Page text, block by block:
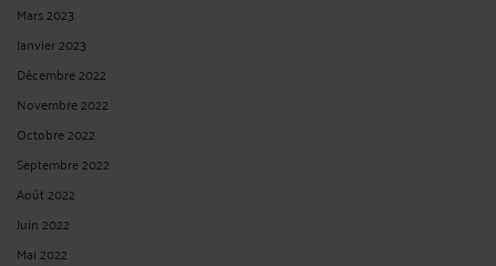
Mars 2023
Janvier 2023
Décembre 2022
Novembre 2022
Octobre 2022
Septembre 2022
Août 2022
Juin 2022
Mai 2022